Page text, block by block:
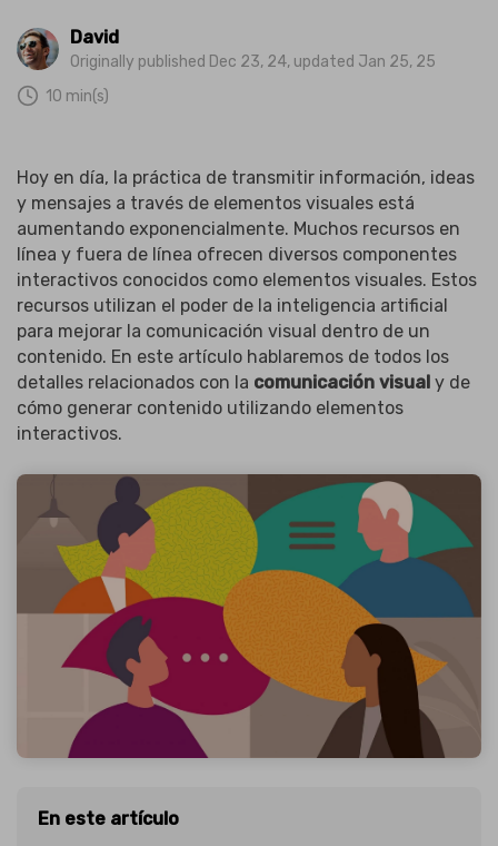
David
Originally published Dec 23, 24, updated Jan 25, 25
10 min(s)
Hoy en día, la práctica de transmitir información, ideas
y mensajes a través de elementos visuales está
aumentando exponencialmente. Muchos recursos en
línea y fuera de línea ofrecen diversos componentes
interactivos conocidos como elementos visuales. Estos
recursos utilizan el poder de la inteligencia artificial
para mejorar la comunicación visual dentro de un
contenido. En este artículo hablaremos de todos los
detalles relacionados con la comunicación visual y de
cómo generar contenido utilizando elementos
interactivos.
En este artículo